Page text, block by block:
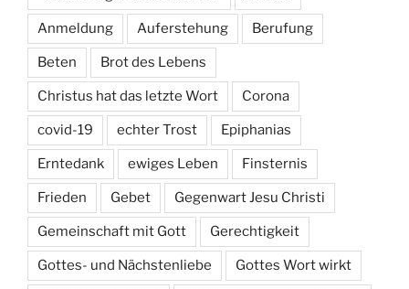
Anmeldung Auferstehung Berufung
Beten Brot des Lebens
Christus hat das letzte Wort Corona
covid-19 echter Trost Epiphanias
Erntedank ewiges Leben Finsternis
Frieden Gebet Gegenwart Jesu Christi
Gemeinschaft mit Gott Gerechtigkeit
Gottes- und Nächstenliebe Gottes Wort wirkt